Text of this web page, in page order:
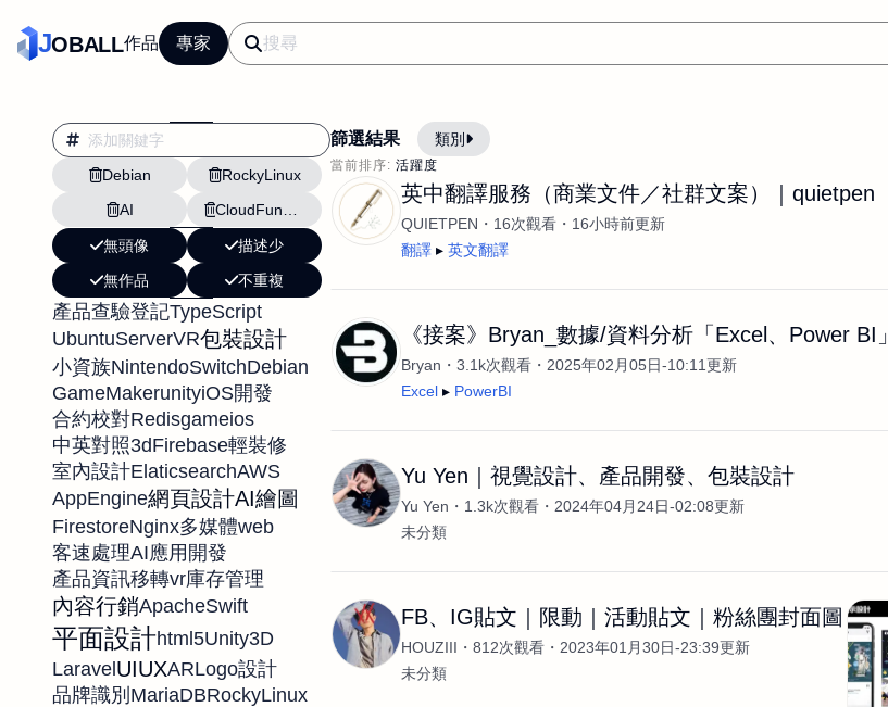
JOBALL作品 專家
Debian
RockyLinux
AI
無頭像
描述少
無作品
不重複
產品查驗登記TypeScript
UbuntuServerVR包裝設計
小資族NintendoSwitchDebian
GameMakerunityiOS開發
合約校對Redisgameios
中英對照3dFirebase輕裝修
室內設計ElaticsearchAWS
AppEngine網頁設計AI繪圖
FirestoreNginx多媒體web
客速處理AI應用開發
產品資訊移轉vr庫存管理
內容行銷ApacheSwift
平面設計html5Unity3D
LaravelUIUXARLogo設計
品牌識別 MariaDBRockyLinux
篩選結果 類別
當前排序: 活躍度
翻譯 行銷 文案 AI應用 網頁設計
影片剪輯
平面設計師 AI影片製作
設計插畫
pt副業
文案撰寫翻譯虛擬助手
DM傳單海報平面設計
電商自媒體平面設計
插畫設計
APP開發
英中翻譯服務（商業文件／社群文案）｜quietpen
QUIETPEN 16次觀看
16小時前更新
翻譯
英文翻譯
《接案》Bryan_數據/資料分析「Excel、Power BI」
Bryan 3.1k次觀看
2025年02月05日-10:11更新
Excel
PowerBI
Yu Yen｜視覺設計、產品開發、包裝設計
Yu Yen 1.3k次觀看
2024年04月24日-02:08更新
未分類
FB、IG貼文｜限動｜活動貼文｜粉絲團封面圖
HOUZIII 812次觀看
2023年01月30日-23:39更新
未分類